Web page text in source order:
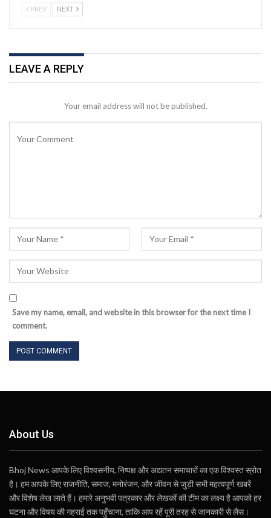
PREV NEXT
LEAVE A REPLY
Your email address will not be published.
Save my name, email, and website in this browser for the next time I
comment.
About Us
Bhoj News आपके लिए विश्वसनीय, निष्पक्ष और अद्यतन समाचारों का एक विश्वस्त स्रोत
है। हम आपके लिए राजनीति, समाज, मनोरंजन, और जीवन से जुड़ी सभी महत्वपूर्ण खबरें
और विशेष लेख लाते हैं। हमारे अनुभवी पत्रकार और लेखकों की टीम का लक्ष्य है आपको हर
घटना और विषय की गहराई तक पहुँचाना, ताकि आप रहें पूरी तरह से जानकारी से लैस।